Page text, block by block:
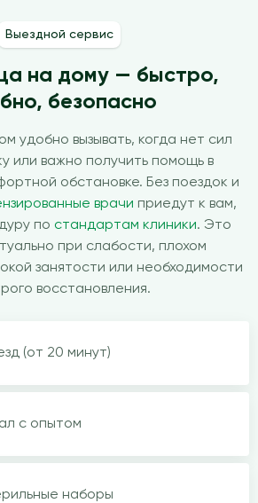
Выездной сервис
на дому — быстро,
безопасно
удобно вызывать, когда нет сил
или важно получить помощь в
обстановке. Без поездок и
врачи приедут к вам,
по стандартам клиники. Это
при слабости, плохом
занятости или необходимости
восстановления.
(от 20 минут)
с опытом
наборы